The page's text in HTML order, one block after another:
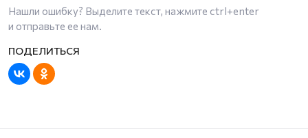
Нашли ошибку? Выделите текст, нажмите ctrl+enter
и отправьте ее нам.